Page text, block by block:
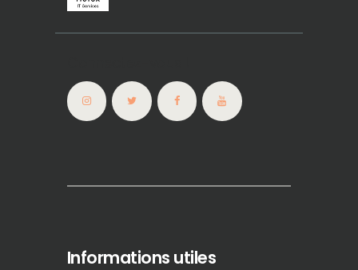
Informations utiles